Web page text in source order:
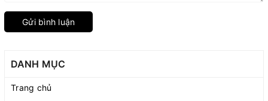
Gửi bình luận
DANH MỤC
Trang chủ